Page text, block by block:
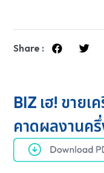
Share :
BIZ เฮ! ขาย
คาดผลงานค